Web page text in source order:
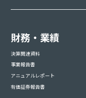
財務・業績
決算関連資料
事業報告書
アニュアルレポート
有価証券報告書